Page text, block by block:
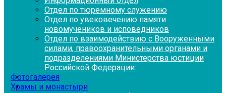
Отдел по тюремному служению
Отдел по увековечению памяти
новомучеников и исповедников
Отдел по взаимодействию с Вооруженными
силами, правоохранительными органами и
подразделениями Министерства юстиции
Российской Федерации:
Фотогалерея
Храмы и монастыри